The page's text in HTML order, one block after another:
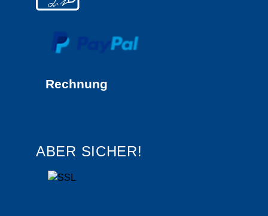
Rechnung
ABER SICHER!